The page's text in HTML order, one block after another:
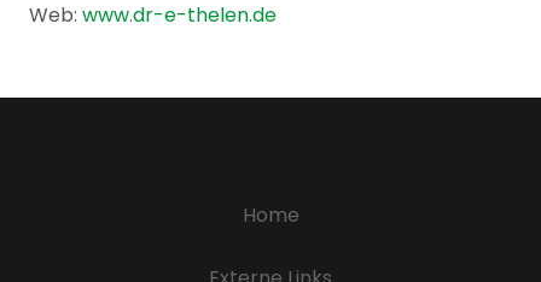
Web: www.dr-e-thelen.de
Home